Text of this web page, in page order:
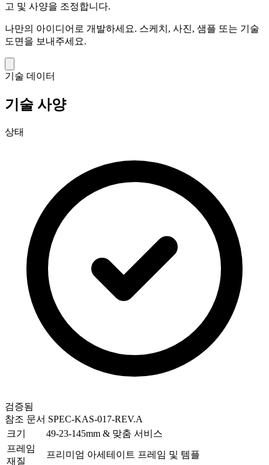
고 및 사양을 조정합니다.
나만의 아이디어로 개발하세요. 스케치, 사진, 샘플 또는 기술
도면을 보내주세요.
기술 데이터
기술 사양
상태
검증됨
참조 문서 SPEC-KAS-017-REV.A
크기
49-23-145mm & 맞춤 서비스
프레임
재질
프리미엄 아세테이트 프레임 및 템플